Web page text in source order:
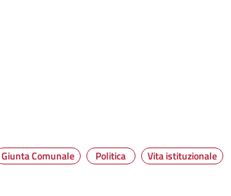
Giunta Comunale Politica Vita istituzionale